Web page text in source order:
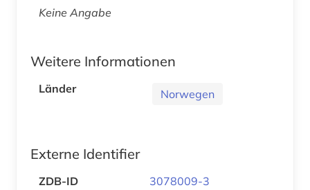
Keine Angabe
Weitere Informationen
Länder Norwegen
Externe Identifier
ZDB-ID 3078009-3